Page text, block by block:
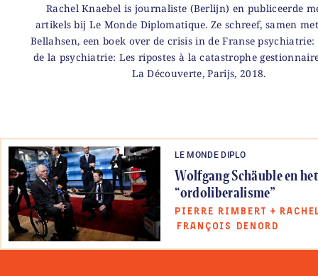
Rachel Knaebel is journaliste (Berlijn) en publiceerde
artikels bij Le Monde Diplomatique. Ze schreef, samen
Bellahsen, een boek over de crisis in de Franse
de la psychiatrie: Les ripostes à la catastrophe
La Découverte, Parijs, 2018.
LE MONDE DIPLO
Wolfgang Schäuble en het
“ordoliberalisme”
PIERRE RIMBERT +
FRANÇOIS DENORD